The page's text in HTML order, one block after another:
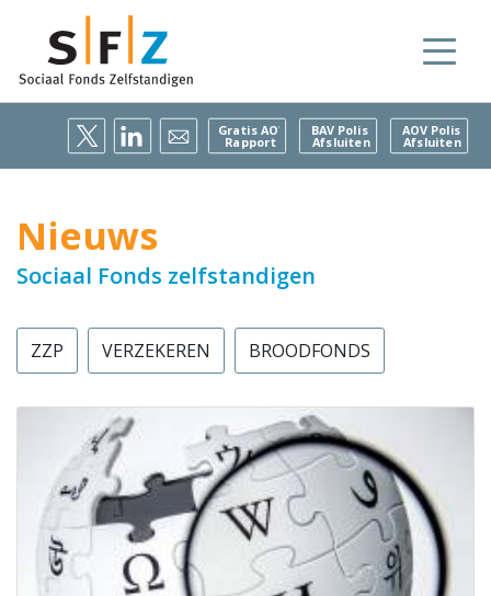
Gratis AOV
Rapport
BAV Polis
Afsluiten
AOV Polis
Afsluiten
Nieuws
Sociaal Fonds zelfstandigen
ZZP VERZEKEREN BROODFONDS